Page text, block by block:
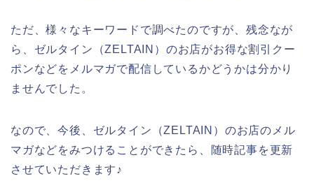
ただ、様々なキーワードで調べたのですが、残念なが
ら、ゼルタイン（ZELTAIN）のお店がお得な割引クー
ポンなどをメルマガで配信しているかどうかは分かり
ませんでした。
なので、今後、ゼルタイン（ZELTAIN）のお店のメル
マガなどをみつけることができたら、随時記事を更新
させていただきます♪